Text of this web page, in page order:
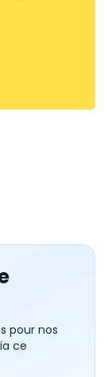
pour nos
ce